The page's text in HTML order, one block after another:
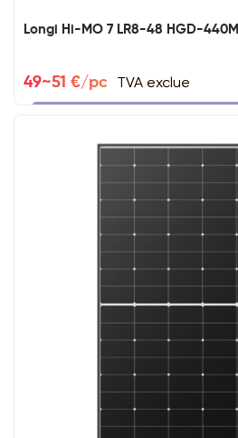
Longi Hi-MO 7 LR8-48 HGD-440M
49~51 €/pc TVA exclue